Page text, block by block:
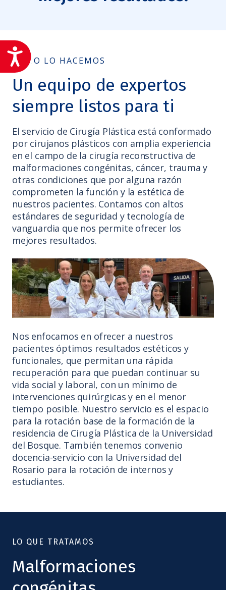
Accesibilidad
COMO LO HACEMOS
Un equipo de expertos
siempre listos para ti
El servicio de Cirugía Plástica está conformado
por cirujanos plásticos con amplia experiencia
en el campo de la cirugía reconstructiva de
malformaciones congénitas, cáncer, trauma y
otras condiciones que por alguna razón
comprometen la función y la estética de
nuestros pacientes. Contamos con altos
estándares de seguridad y tecnología de
vanguardia que nos permite ofrecer los
mejores resultados.
Nos enfocamos en ofrecer a nuestros
pacientes óptimos resultados estéticos y
funcionales, que permitan una rápida
recuperación para que puedan continuar su
vida social y laboral, con un mínimo de
intervenciones quirúrgicas y en el menor
tiempo posible. Nuestro servicio es el espacio
para la rotación base de la formación de la
residencia de Cirugía Plástica de la Universidad
del Bosque. También tenemos convenio
docencia-servicio con la Universidad del
Rosario para la rotación de internos y
estudiantes.
LO QUE TRATAMOS
Malformaciones